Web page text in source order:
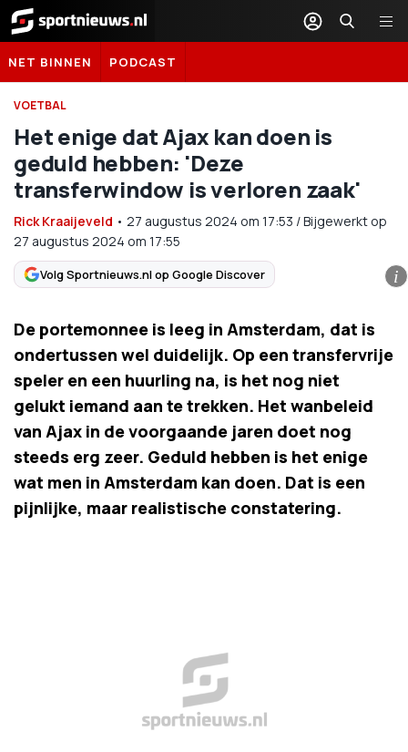
Sportnieuws.nl
NET BINNEN PODCAST
VOETBAL
Het enige dat Ajax kan doen is
geduld hebben: 'Deze
transferwindow is verloren zaak'
Rick Kraaijeveld • 27 augustus 2024 om 17:53 /Bijgewerkt op
27 augustus 2024 om 17:55
Volg Sportnieuws.nl op Google Discover i
De portemonnee is leeg in Amsterdam, dat is
ondertussen wel duidelijk. Op een transfervrije
speler en een huurling na, is het nog niet
gelukt iemand aan te trekken. Het wanbeleid
van Ajax in de voorgaande jaren doet nog
steeds erg zeer. Geduld hebben is het enige
wat men in Amsterdam kan doen. Dat is een
pijnlijke, maar realistische constatering.